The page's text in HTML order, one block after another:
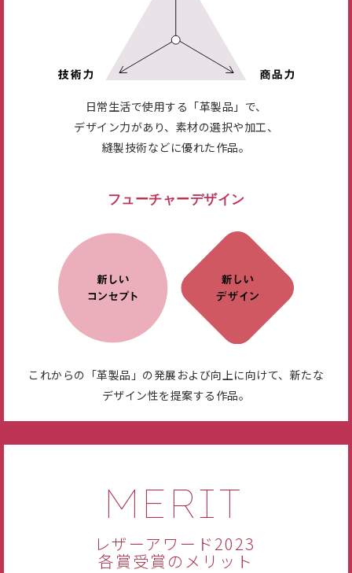
日常生活で使用する「革製品」で、
デザイン力があり、 素材の選択や加工、
縫製技術などに優れた作品。
フューチャーデザイン
これからの「革製品」の発展および向上に向けて、 新たな
デザイン性を提案する作品。
MERIT
レザーアワード2023
各賞受賞のメリット